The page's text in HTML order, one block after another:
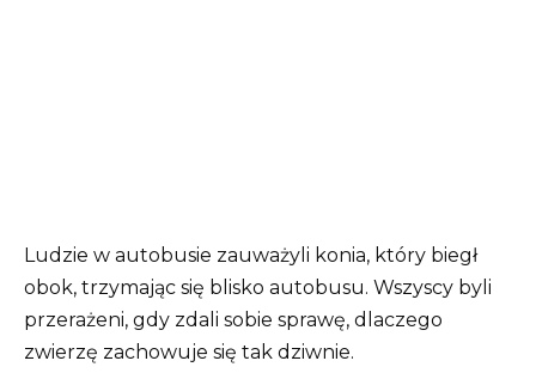
Ludzie w autobusie zauważyli konia, który biegł
obok, trzymając się blisko autobusu. Wszyscy byli
przerażeni, gdy zdali sobie sprawę, dlaczego
zwierzę zachowuje się tak dziwnie.